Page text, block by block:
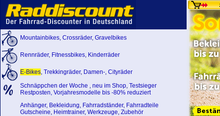
Mountainbikes, Crossräder, Gravelbikes
Rennräder, Fitnessbikes, Kinderräder
E-Bikes, Trekkingräder, Damen-, Cityräder
Schnäppchen der Woche , neu im Shop, Testsieger
Restposten, Vorjahresmodelle bis -80% reduziert
Anhänger, Bekleidung, Fahrradständer, Fahrradteile
Gutscheine, Heimtrainer, Werkzeuge, Zubehör